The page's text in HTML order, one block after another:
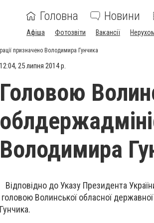
Головна Новини
Афіша Фотозвіти Вакансії
призначено Володимира Гунчика
12:04, 25 липня 2014 р.
Головою
Володимира
Відповідно до Указу Президента
головою Волинської обласної
Гунчика.